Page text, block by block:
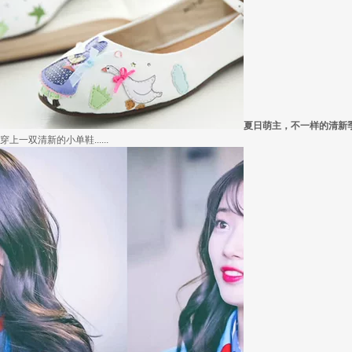
冬季绚烂，少不了羽绒服、毛呢大衣的色彩比拼，有它们在，冬天自然出彩不少